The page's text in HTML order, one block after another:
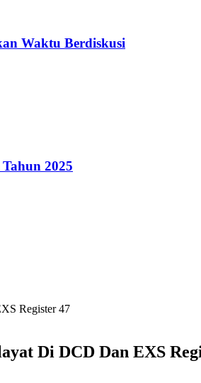
Waktu Berdiskusi
2025
Register 47
Di DCD Dan EXS